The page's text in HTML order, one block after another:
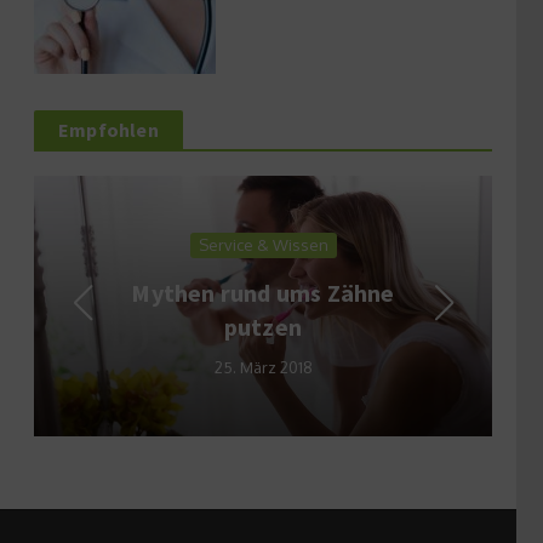
Empfohlen
Service & Wissen
Mythen rund ums Zähne
putzen
25. März 2018